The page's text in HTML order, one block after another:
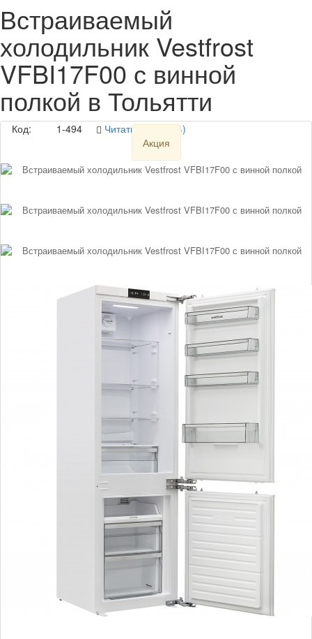
Встраиваемый
холодильник Vestfrost
VFBI17F00 с винной
полкой в Тольятти
Код: 1-494
Читать отзывы (4)
Акция